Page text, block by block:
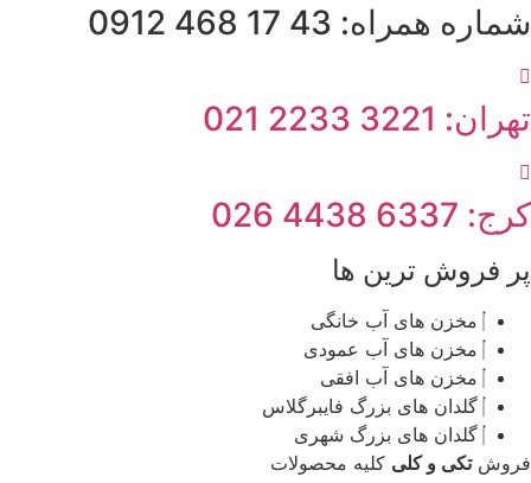
شماره همراه: 43 17 468 0912
تهران: 3221 2233 021
کرج: 6337 4438 026
پر فروش ترین ها
مخزن های آب خانگی
مخزن های آب عمودی
مخزن های آب افقی
گلدان های بزرگ فایبرگلاس
گلدان های بزرگ شهری
فروشتکی و کلی کلیه محصولات